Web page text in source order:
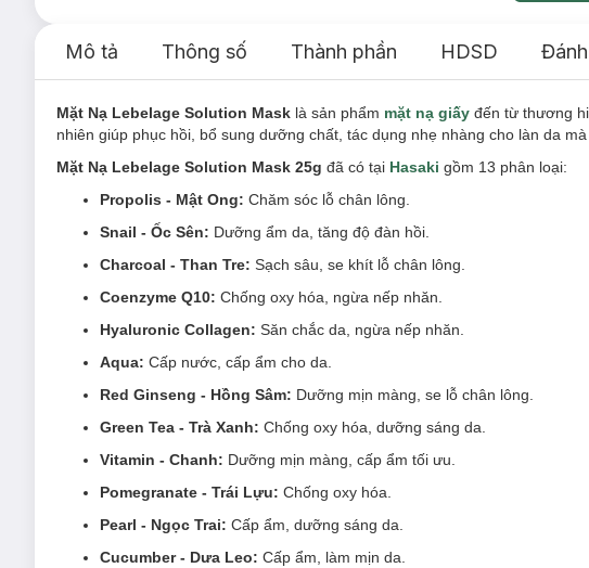
Mô tả Thông số Thành phần HDSD
Mặt Nạ Lebelage Solution Mask là sản phẩm mặt nạ giấy đến từ thương
nhiên giúp phục hồi, bổ sung dưỡng chất, tác dụng nhẹ nhàng cho làn da
Mặt Nạ Lebelage Solution Mask 25g đã có tại Hasaki gồm 13 phân loại:
Propolis - Mật Ong: Chăm sóc lỗ chân lông.
Snail - Ốc Sên: Dưỡng ẩm da, tăng độ đàn hồi.
Charcoal - Than Tre: Sạch sâu, se khít lỗ chân lông.
Coenzyme Q10: Chống oxy hóa, ngừa nếp nhăn.
Hyaluronic Collagen: Săn chắc da, ngừa nếp nhăn.
Aqua: Cấp nước, cấp ẩm cho da.
Red Ginseng - Hồng Sâm: Dưỡng mịn màng, se lỗ chân lông.
Green Tea - Trà Xanh: Chống oxy hóa, dưỡng sáng da.
Vitamin - Chanh: Dưỡng mịn màng, cấp ẩm tối ưu.
Pomegranate - Trái Lựu: Chống oxy hóa.
Pearl - Ngọc Trai: Cấp ẩm, dưỡng sáng da.
Cucumber - Dưa Leo: Cấp ẩm, làm mịn da.